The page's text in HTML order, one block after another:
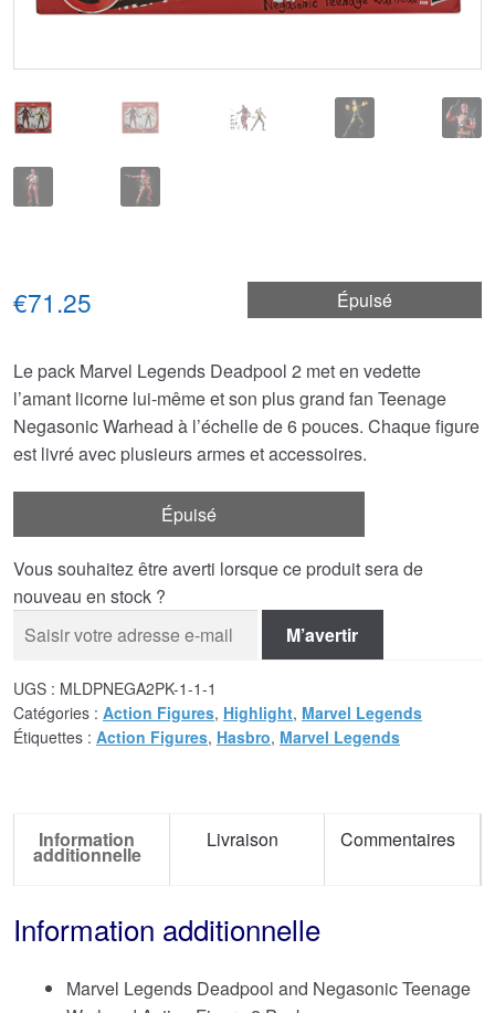
Épuisé
€71.25
Le pack Marvel Legends Deadpool 2 met en vedette
l’amant licorne lui-même et son plus grand fan Teenage
Negasonic Warhead à l’échelle de 6 pouces. Chaque figure
est livré avec plusieurs armes et accessoires.
Épuisé
Vous souhaitez être averti lorsque ce produit sera de
nouveau en stock ?
M’avertir
UGS : MLDPNEGA2PK-1-1-1
Catégories : Action Figures, Highlight, Marvel Legends
Étiquettes : Action Figures, Hasbro, Marvel Legends
Information
additionnelle
Livraison Commentaires
Information additionnelle
Marvel Legends Deadpool and Negasonic Teenage